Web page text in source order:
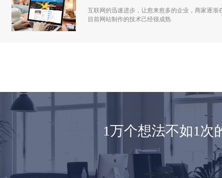
互联网的迅速进步，让愈来愈多的企业，商家逐
目前网站制作的技术己经很成熟
1万个想法不如1次